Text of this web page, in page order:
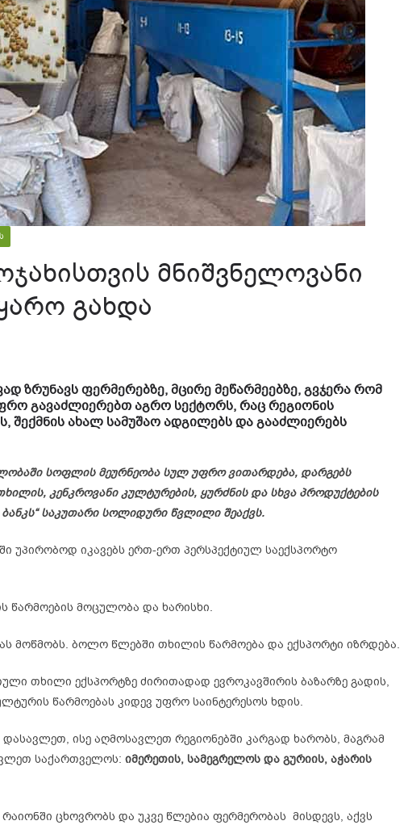
მნიშვნელოვანი
გახდა
ზრუნავსფერმერებზე,მცირემეწარმეებზე,გვჯერარომ
გავაძლიერებთაგრო სექტორს,რაცრეგიონის
შექმნისახალ სამუშაოადგილებსდაგააძლიერებს
სოფლის მეურნეობა სულ უფრო ვითარდება, დარგებს
კენკროვანი კულტურების, ყურძნის და სხვა პროდუქტების
საკუთარი სოლიდური წვლილი შეაქვს.
იკავებს ერთ-ერთ პერსპექტიულ საექსპორტო
წარმოების მოცულობა და ხარისხი.
მოწმობს. ბოლო წლებში თხილის წარმოება და ექსპორტი იზრდება.
თხილი ექსპორტზე ძირითადად ევროკავშირის ბაზარზე გადის,
წარმოებას კიდევ უფრო საინტერესოს ხდის.
ისე აღმოსავლეთ რეგიონებში კარგად ხარობს, მაგრამ
საქართველოს: იმერეთის, სამეგრელოს და გურიის, აჭარის
ცხოვრობს და უკვე წლებია ფერმერობას მისდევს, აქვს